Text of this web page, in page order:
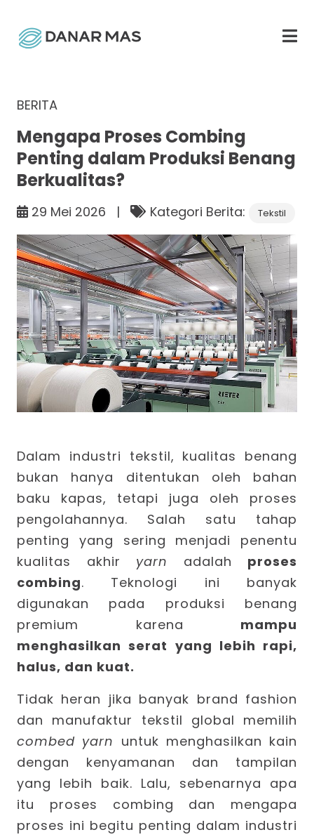
BERITA
Mengapa Proses Combing
Penting dalam Produksi Benang
Berkualitas?
29 Mei 2026 | Kategori Berita: Tekstil
Dalam industri tekstil, kualitas benang
bukan hanya ditentukan oleh bahan
baku kapas, tetapi juga oleh proses
pengolahannya. Salah satu tahap
penting yang sering menjadi penentu
kualitas akhir yarn adalah proses
combing. Teknologi ini banyak
digunakan pada produksi benang
premium karena mampu
menghasilkan serat yang lebih rapi,
halus, dan kuat.
Tidak heran jika banyak brand fashion
dan manufaktur tekstil global memilih
combed yarn untuk menghasilkan kain
dengan kenyamanan dan tampilan
yang lebih baik. Lalu, sebenarnya apa
itu proses combing dan mengapa
proses ini begitu penting dalam industri